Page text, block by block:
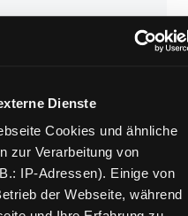
Dienste
Cookies und ähnliche
zur Verarbeitung von
IP-Adressen). Einige von
der Webseite, während